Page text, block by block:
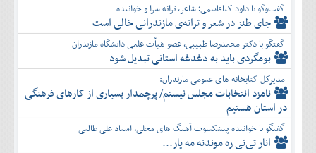
گفت‌وگو با داود کیاقاسمی؛ شاعر، ترانه سرا و خواننده
جای طنز در شعر و ترانه‌ی مازندرانی خالی است
گفتگو با دکتر محمدرضا طبیبی، عضو هیأت علمی دانشگاه مازندران
بومگردی باید به دغدغه استانی تبدیل شود
مدیرکل کتابخانه های عمومی مازندران:
نامزد انتخابات مجلس نیستم/ پرچمدار بسیاری از کارهای فرهنگی
در استان هستیم
گفتگو با خواننده پیشکسوت آهنگ های محلی، استاد علی طالبی
انار تی‌تی ره موندنه مه یار...